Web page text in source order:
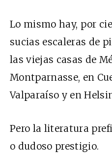
Lo mismo hay, por
sucias escaleras de
las viejas casas de
Montparnasse, en
Valparaíso y en
Pero la literatura
o dudoso prestigio.